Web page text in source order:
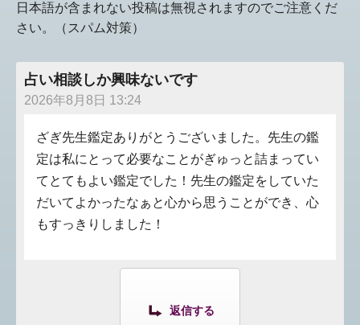
日本語が含まれない投稿は無視されますのでご注意くだ
さい。（スパム対策）
占い相談しか興味ないです
2026年8月8日 13:24
ざぎ先生鑑定ありがとうございました。先生の鑑
定は私にとって必要なことがぎゅっと詰まってい
てとてもよい鑑定でした！先生の鑑定をしていた
だいてよかったなぁと心から思うことができ、心
もすっきりしました！
返信する